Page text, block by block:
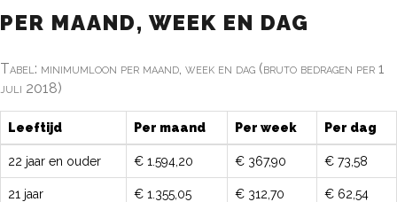
PER MAAND, WEEK EN DAG
Leeftijd Per maand Per week Per dag
Tabel: minimumloon per maand, week en dag (bruto bedragen per 1
juli 2018)
22 jaar en ouder € 1.594,20 € 367,90 € 73,58
21 jaar € 1.355,05 € 312,70 € 62,54